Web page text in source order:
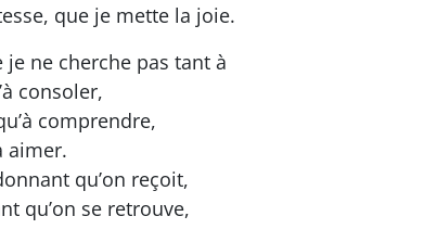
que je mette la joie.
je ne cherche pas tant à
consoler,
comprendre,
aimer.
qu’on reçoit,
qu’on se retrouve,